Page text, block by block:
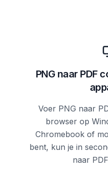
PNG naar PDF
Voer PNG naar
browser op
Chromebook of
bent, kun je in
naar